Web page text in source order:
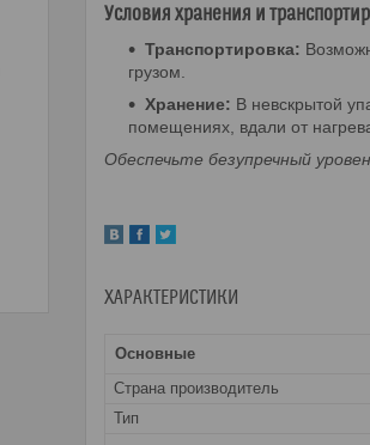
Условия хранения и
Транспортировка:
грузом.
Хранение: В невскрытой
помещениях, вдали от
Обеспечьте безупречный
ХАРАКТЕРИСТИКИ
Основные
Страна производитель
Тип